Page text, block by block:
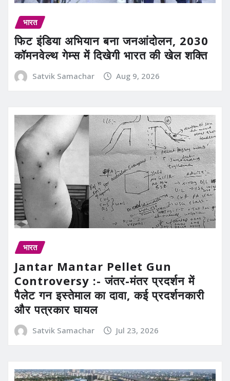
भारत
फिट इंडिया अभियान बना जनआंदोलन, 2030
कॉमनवेल्थ गेम्स में दिखेगी भारत की खेल शक्ति
Satvik Samachar Aug 9, 2026
भारत
Jantar Mantar Pellet Gun
Controversy :- जंतर-मंतर प्रदर्शन में
पैलेट गन इस्तेमाल का दावा, कई प्रदर्शनकारी
और पत्रकार घायल
Satvik Samachar Jul 23, 2026